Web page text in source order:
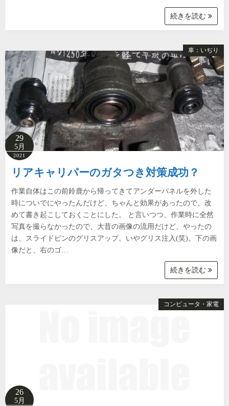
続きを読む
車：いぢり
29
5月
2021
リアキャリパーのガタつき対策成功？
作業自体はこの前鈴鹿から帰ってきてアンダーパネルを外した
時についでにやったんだけど、ちゃんと効果があったので、改
めて書き起こしておくことにした。 と言いつつ、作業時に全然
写真を撮らなかったので、大昔の画像の流用だけど、やったの
は、スライドピンのグリスアップ。いやグリス注入(笑)。下の画
像だと、右のゴ…
続きを読む
コンピュータ・家電
26
5月